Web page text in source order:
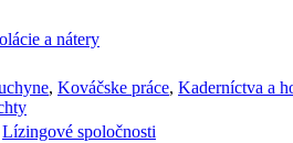
a nátery
, Kováčske práce, Kaderníctva a
Lízingové spoločnosti